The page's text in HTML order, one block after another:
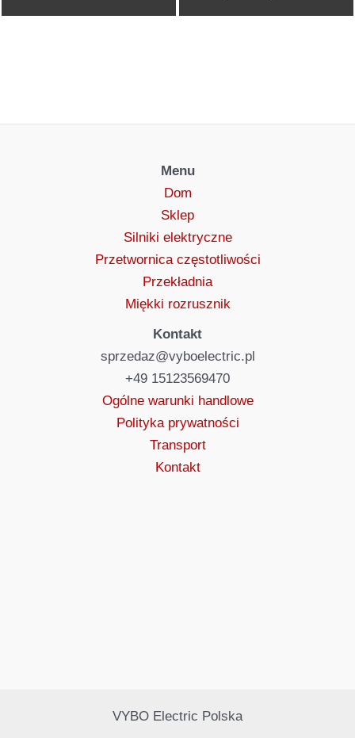
Menu
Dom
Sklep
Silniki elektryczne
Przetwornica częstotliwości
Przekładnia
Miękki rozrusznik
Kontakt
sprzedaz@vyboelectric.pl
+49 15123569470
Ogólne warunki handlowe
Polityka prywatności
Transport
Kontakt
VYBO Electric Polska